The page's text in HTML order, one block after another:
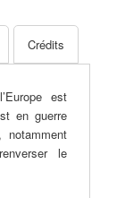
Crédits
est
en guerre
notamment
le